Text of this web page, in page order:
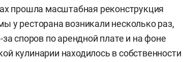
прошла масштабная реконструкция
у ресторана возникали несколько раз,
споров по арендной плате и на фоне
кулинарии находилось в собственности